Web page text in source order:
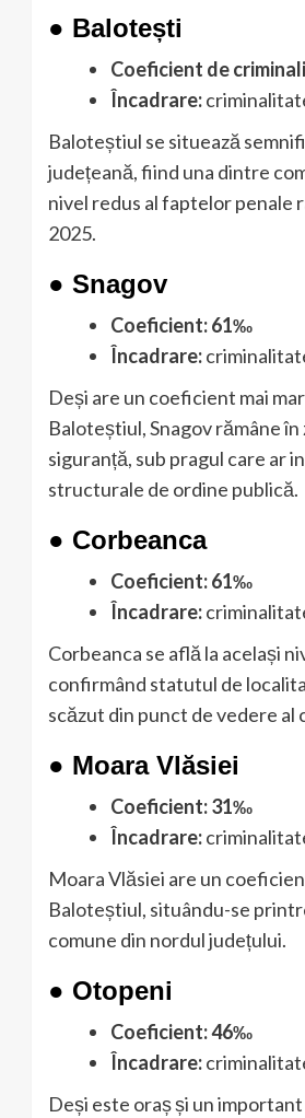
● Balotești
Coeficient de
Încadrare:
Baloteștiul se situează
județeană, fiind una dintre
nivel redus al faptelor penale
2025.
● Snagov
Coeficient: 61‰
Încadrare:
Deși are un coeficient mai
Baloteștiul, Snagov rămâne în
siguranță, sub pragul care ar
structurale de ordine publică.
● Corbeanca
Coeficient: 61‰
Încadrare:
Corbeanca se află la același
confirmând statutul de
scăzut din punct de vedere al
● Moara Vlăsiei
Coeficient: 31‰
Încadrare:
Moara Vlăsiei are un
Baloteștiul, situându-se
comune din nordul județului.
● Otopeni
Coeficient:46‰
Încadrare:
Deși este oraș și un